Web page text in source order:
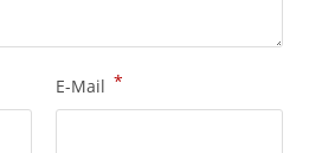
E-Mail *